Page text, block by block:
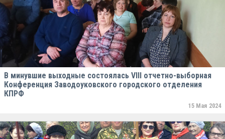
В минувшие выходные состоялась VIII отчетно-выборная
Конференция Заводоуковского городского отделения
КПРФ
15 Мая 2024